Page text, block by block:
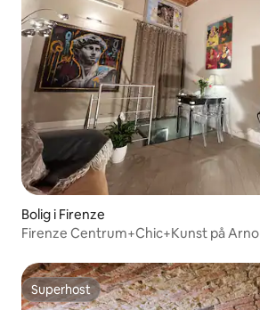
Bolig i Firenze
Firenze Centrum+Chic+Kunst på Arno
Superhost
Superhost